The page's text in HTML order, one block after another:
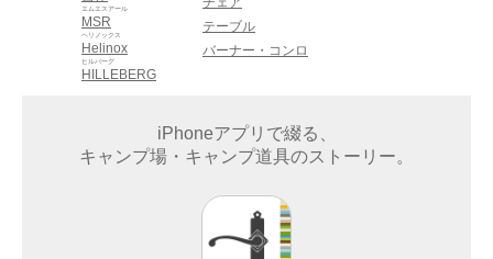
MSR
エムエスアール
Helinox
ヘリノックス
HILLEBERG
ヒルバーグ
テーブル
バーナー・コンロ
iPhoneアプリで綴る、
キャンプ場・キャンプ道具のストーリー。